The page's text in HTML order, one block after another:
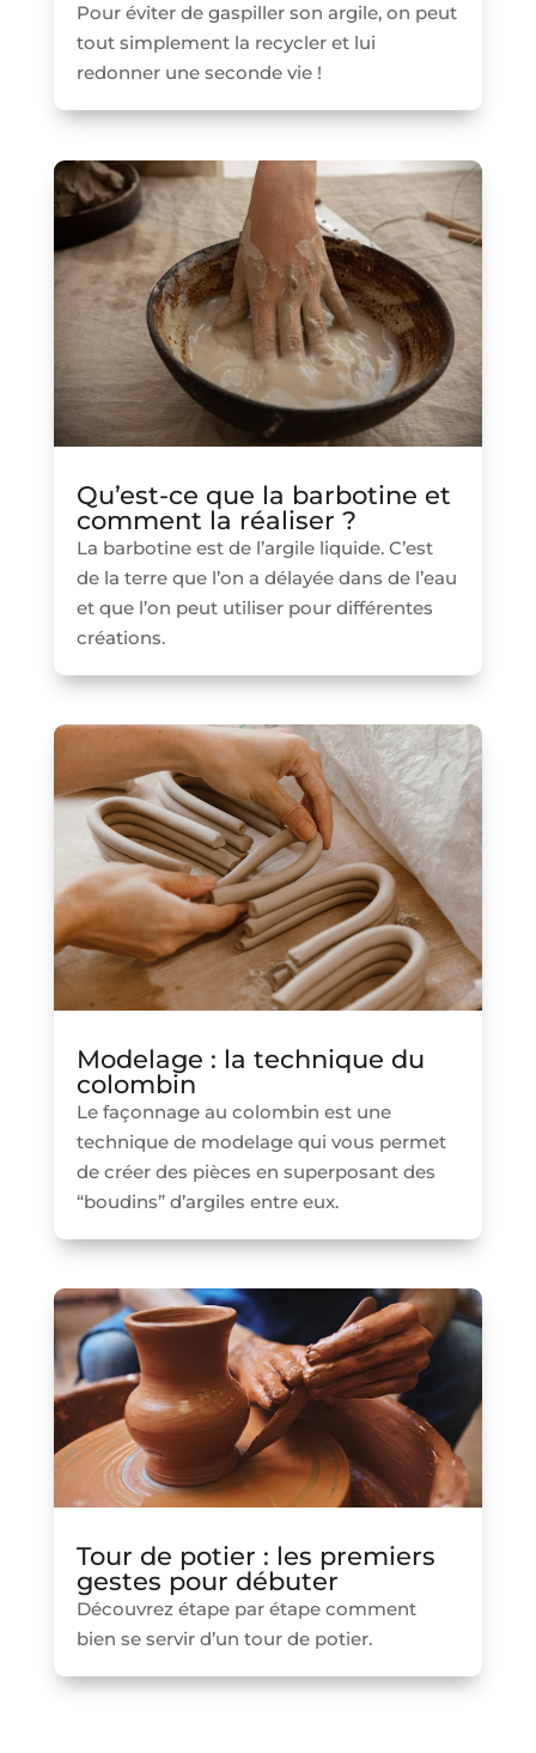
Pour éviter de gaspiller son argile, on peut
tout simplement la recycler et lui
redonner une seconde vie !
Qu’est-ce que la barbotine et
comment la réaliser ?
La barbotine est de l’argile liquide. C’est
de la terre que l’on a délayée dans de l’eau
et que l’on peut utiliser pour différentes
créations.
Modelage : la technique du
colombin
Le façonnage au colombin est une
technique de modelage qui vous permet
de créer des pièces en superposant des
“boudins” d’argiles entre eux.
Tour de potier : les premiers
gestes pour débuter
Découvrez étape par étape comment
bien se servir d’un tour de potier.